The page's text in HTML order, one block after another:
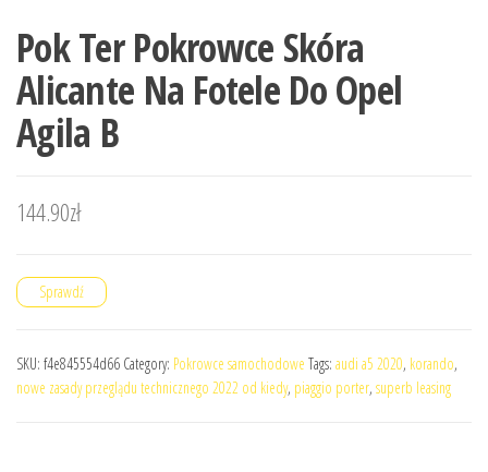
Pok Ter Pokrowce Skóra
Alicante Na Fotele Do Opel
Agila B
144.90zł
Sprawdź
SKU: f4e845554d66 Category: Pokrowce samochodowe Tags: audi a5 2020, korando,
nowe zasady przeglądu technicznego 2022 od kiedy, piaggio porter, superb leasing